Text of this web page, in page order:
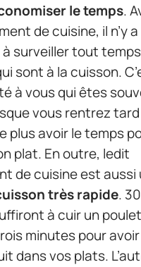
le temps.
de cuisine, il n’y
surveiller tout
sont à la cuisson.
à vous qui êtes
vous rentrez
plus avoir le temps
plat. En outre, ledit
de cuisine est aussi
très rapide. 30
à cuir un poulet
minutes pour
dans vos plats.